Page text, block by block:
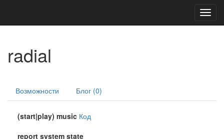
radial
Возможности Блог (0)
(start|play) music Код
report system state